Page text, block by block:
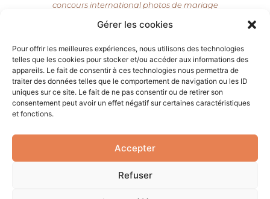
Gérer les cookies
Pour offrir les meilleures expériences, nous utilisons des technologies
telles que les cookies pour stocker et/ou accéder aux informations des
appareils. Le fait de consentir à ces technologies nous permettra de
traiter des données telles que le comportement de navigation ou les ID
uniques sur ce site. Le fait de ne pas consentir ou de retirer son
consentement peut avoir un effet négatif sur certaines caractéristiques
et fonctions.
Accepter
Refuser
concours international photos de mariage
concours international photos de famille